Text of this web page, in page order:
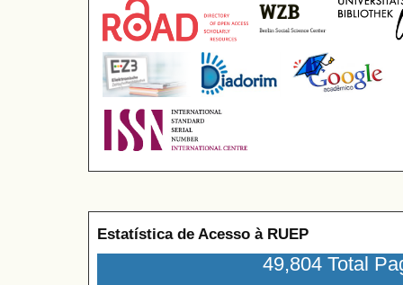
Estatística de Acesso à RUEP
49,804 Total